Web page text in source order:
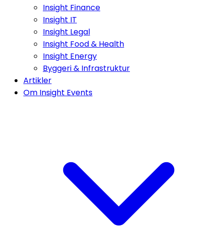
Insight Finance
Insight IT
Insight Legal
Insight Food & Health
Insight Energy
Byggeri & Infrastruktur
Artikler
Om Insight Events